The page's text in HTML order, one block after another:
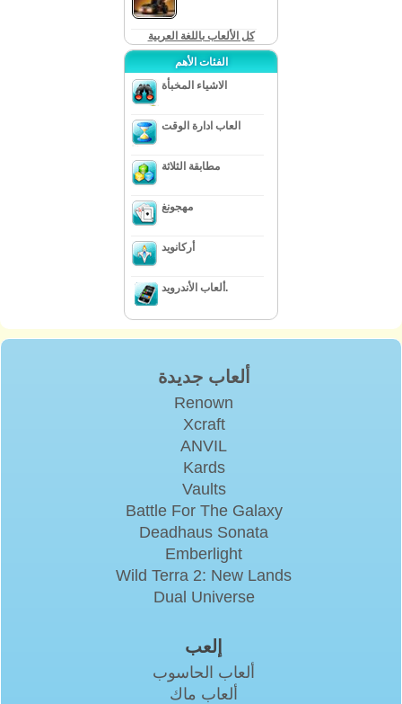
كل الألعاب باللغة العربية
الفئات الأهم
الاشياء المخبأة
العاب ادارة الوقت
مطابقة الثلاثة
مهجونغ
أركانويد
ألعاب الأندرويد.
ألعاب جديدة
Renown
Xcraft
ANVIL
Kards
Vaults
Battle For The Galaxy
Deadhaus Sonata
Emberlight
Wild Terra 2: New Lands
Dual Universe
إلعب
ألعاب الحاسوب
ألعاب ماك